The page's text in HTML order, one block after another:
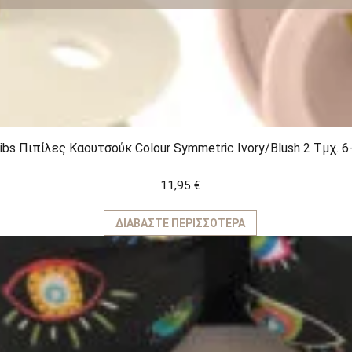
Πιπίλες Καουτσούκ Colour Symmetric Ivory/Blush 2 Τμχ.
11,95 €
ΔΙΑΒΆΣΤΕ ΠΕΡΙΣΣΌΤΕΡΑ